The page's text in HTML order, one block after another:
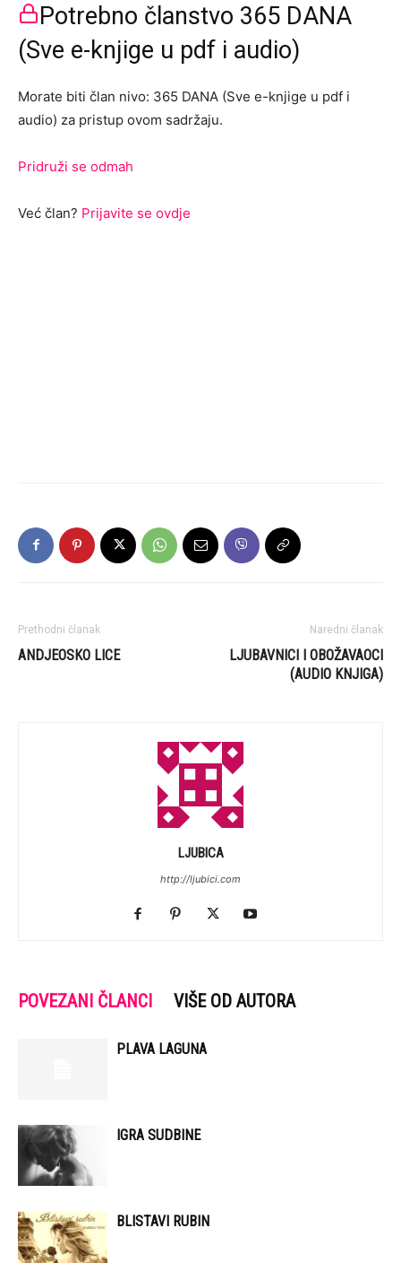
Potrebno članstvo 365 DANA
(Sve e-knjige u pdf i audio)
Morate biti član nivo: 365 DANA (Sve e-knjige u pdf i
audio) za pristup ovom sadržaju.
Pridruži se odmah
Već član? Prijavite se ovdje
Prethodni članak
ANDJEOSKO LICE
Naredni članak
LJUBAVNICI I OBOŽAVAOCI
(AUDIO KNJIGA)
LJUBICA
http://ljubici.com
POVEZANI ČLANCI VIŠE OD AUTORA
PLAVA LAGUNA
IGRA SUDBINE
BLISTAVI RUBIN